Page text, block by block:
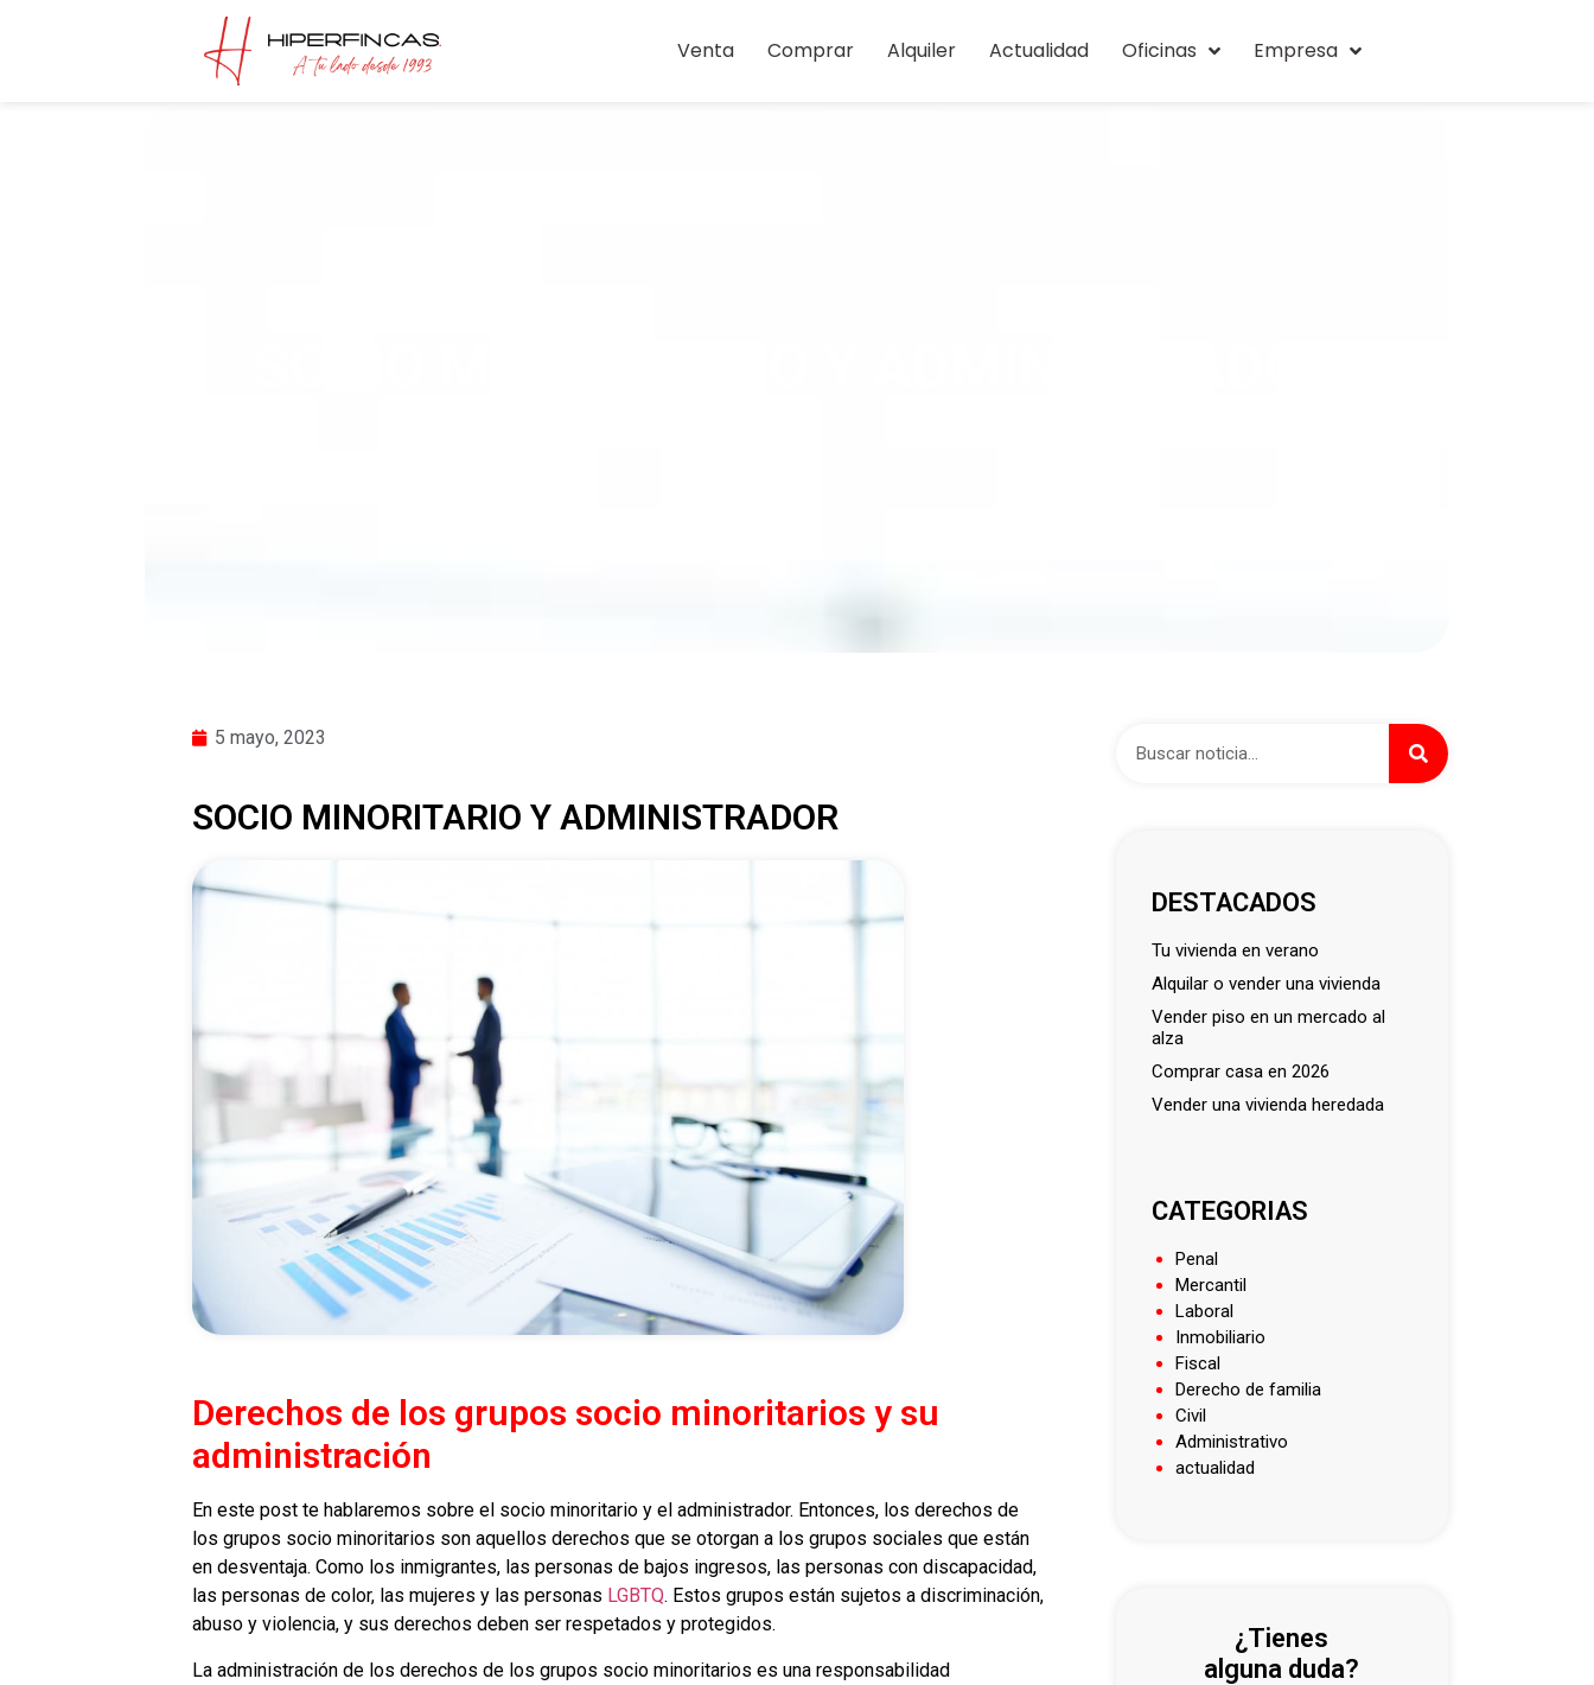
Venta Comprar Alquiler Actualidad Oficinas Empresa
5 mayo, 2023
SOCIO MINORITARIO Y ADMINISTRADOR
Derechos de los grupos socio minoritarios y su
administración
En este post te hablaremos sobre el socio minoritario y el administrador. Entonces, los derechos de
los grupos socio minoritarios son aquellos derechos que se otorgan a los grupos sociales que están
en desventaja. Como los inmigrantes, las personas de bajos ingresos, las personas con discapacidad,
las personas de color, las mujeres y las personas LGBTQ. Estos grupos están sujetos a discriminación,
abuso y violencia, y sus derechos deben ser respetados y protegidos.
La administración de los derechos de los grupos socio minoritarios es una responsabilidad
DESTACADOS
tu vivienda en verano
alquilar o vender una vivienda
vender piso en un mercado al
alza
comprar casa en 2026
vender una vivienda heredada
CATEGORIAS
Penal
Mercantil
Laboral
Inmobiliario
Fiscal
Derecho de familia
Civil
Administrativo
actualidad
¿Tienes
alguna duda?